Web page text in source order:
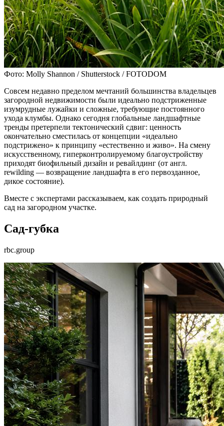
Фото: Molly Shannon / Shutterstock / FOTODOM
Совсем недавно пределом мечтаний большинства владельцев
загородной недвижимости были идеально подстриженные
изумрудные лужайки и сложные, требующие постоянного
ухода клумбы. Однако сегодня глобальные ландшафтные
тренды претерпели тектонический сдвиг: ценность
окончательно сместилась от концепции «идеально
подстрижено» к принципу «естественно и живо». На смену
искусственному, гиперконтролируемому благоустройству
приходят биофильный дизайн и ревайлдинг (от англ.
rewilding — возвращение ландшафта в его первозданное,
дикое состояние).
Вместе с экспертами рассказываем, как создать природный
сад на загородном участке.
Сад-губка
rbc.group